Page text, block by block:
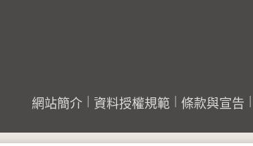
網站簡介 資料授權規範 條款與宣告